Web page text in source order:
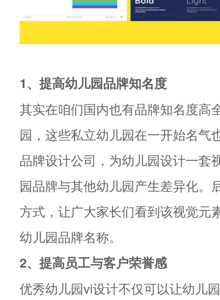
1、提高幼儿园品牌知名度
其实在咱们国内也有品牌知名度高
园 ，这些私立幼儿园在一开始名气
品牌设计公司，为幼儿园设计一套
园品牌与其他幼儿园产生差异化。
方式，让广大家长们看到该视觉元
幼儿园品牌名称。
2、提高员工与客户荣誉感
优秀幼儿园vi设计不仅可以让幼儿